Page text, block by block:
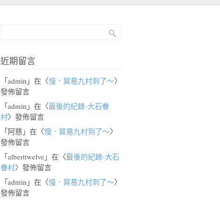
近期留言
「admin 」在〈慢．貿易九村到了～〉
發佈留言
「admin 」在〈最後的紀錄-大石眷
村〉發佈留言
「阿慈 」在〈慢．貿易九村到了～〉
發佈留言
「alberttwelve 」在〈最後的紀錄-大石
眷村〉發佈留言
「admin 」在〈慢．貿易九村到了～〉
發佈留言